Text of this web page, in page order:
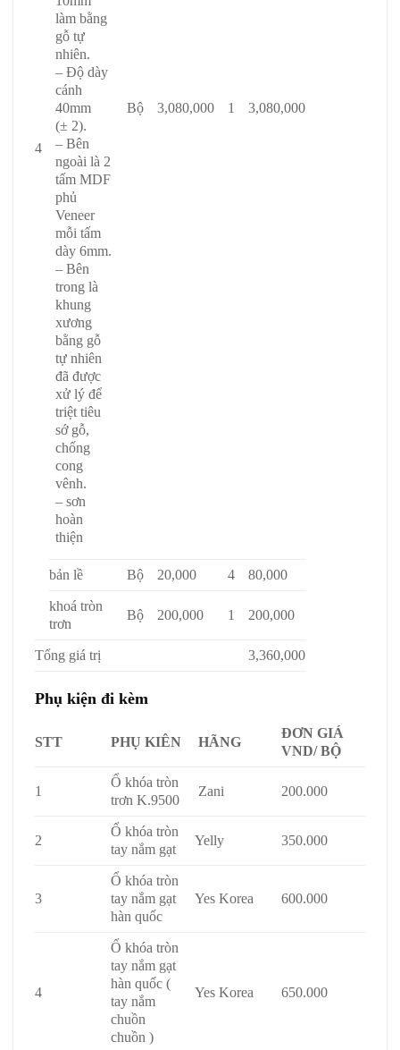
4
làm bằng
gỗ tự
nhiên.
– Độ dày
cánh
40mm
(± 2).
– Bên
ngoài là 2
tấm MDF
phủ
Veneer
mỗi tấm
dày 6mm.
– Bên
trong là
khung
xương
bằng gỗ
tự nhiên
đã được
xử lý để
triệt tiêu
sớ gỗ,
chống
cong
vênh.
– sơn
hoàn
thiện
Bộ 3,080,000 1 3,080,000
bản lề Bộ 20,000 4 80,000
khoá tròn
trơn
Bộ 200,000 1 200,000
Tổng giá trị 3,360,000
Phụ kiện đi kèm
STT PHỤ KIÊN HÃNG
ĐƠN GIÁ
VND/ BỘ
1
Ổ khóa tròn
trơn K.9500
Zani 200.000
2
Ổ khóa tròn
tay nắm gạt
Yelly 350.000
3
Ổ khóa tròn
tay nắm gạt
hàn quốc
Yes Korea 600.000
4
Ổ khóa tròn
tay nắm gạt
hàn quốc (
tay nắm
chuồn
chuồn )
Yes Korea 650.000